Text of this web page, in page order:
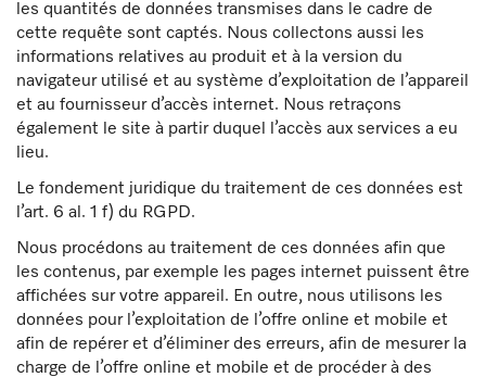
les quantités de données transmises dans le cadre de
cette requête sont captés. Nous collectons aussi les
informations relatives au produit et à la version du
navigateur utilisé et au système d’exploitation de l’appareil
et au fournisseur d’accès internet. Nous retraçons
également le site à partir duquel l’accès aux services a eu
lieu.
Le fondement juridique du traitement de ces données est
l’art. 6 al. 1 f) du RGPD.
Nous procédons au traitement de ces données afin que
les contenus, par exemple les pages internet puissent être
affichées sur votre appareil. En outre, nous utilisons les
données pour l’exploitation de l’offre online et mobile et
afin de repérer et d’éliminer des erreurs, afin de mesurer la
charge de l’offre online et mobile et de procéder à des